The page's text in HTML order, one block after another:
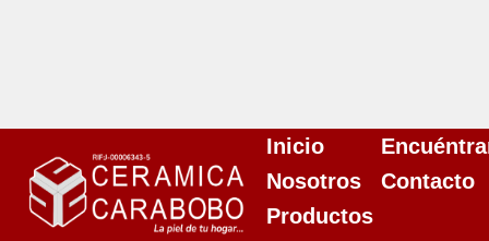
Inicio
Nosotros
Productos
Contacto